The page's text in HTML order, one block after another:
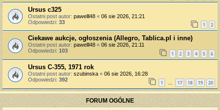
Ursus c325
Ostatni post autor: pawelll48 « 06 sie 2026, 21:21
Odpowiedzi: 33 1 2
Ciekawe aukcje, ogłoszenia (Allegro, Tablica.pl i inne)
Ostatni post autor: pawelll48 « 06 sie 2026, 21:11
Odpowiedzi: 103 1 2 3 4 5 6
Ursus C-355, 1971 rok
Ostatni post autor: szubinska « 06 sie 2026, 16:28
Odpowiedzi: 392 1 … 17 18 19 20
FORUM OGÓLNE